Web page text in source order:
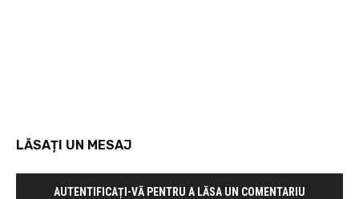
LĂSAȚI UN MESAJ
AUTENTIFICAȚI-VĂ PENTRU A LĂSA UN COMENTARIU